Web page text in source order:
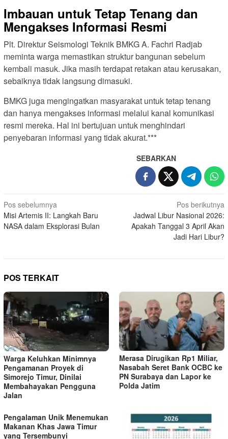
Imbauan untuk Tetap Tenang dan
Mengakses Informasi Resmi
Plt. Direktur Seismologi Teknik BMKG A. Fachri Radjab
meminta warga memastikan struktur bangunan sebelum
kembali masuk. Jika masih terdapat retakan atau kerusakan,
sebaiknya tidak langsung dimasuki.
BMKG juga mengingatkan masyarakat untuk tetap tenang
dan hanya mengakses informasi melalui kanal komunikasi
resmi mereka. Hal ini bertujuan untuk menghindari
penyebaran informasi yang tidak akurat.***
SEBARKAN
N
a
v
g
a
s
i
p
o
s
Pos sebelumnya
Misi Artemis II: Langkah Baru
NASA dalam Eksplorasi Bulan
Pos berikutnya
Jadwal Libur Nasional 2026:
Apakah Tanggal 3 April Akan
Jadi Hari Libur?
POS TERKAIT
Warga Keluhkan Minimnya
Pengamanan Proyek di
Simorejo Timur, Dinilai
Membahayakan Pengguna
Jalan
Merasa Dirugikan Rp1 Miliar,
Nasabah Seret Bank OCBC ke
PN Surabaya dan Lapor ke
Polda Jatim
Pengalaman Unik Menemukan
Makanan Khas Jawa Timur
yang Tersembunyi